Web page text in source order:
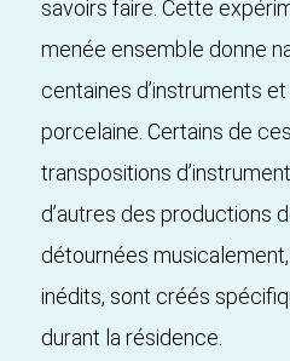
savoirs faire. Cette
menée ensemble donne
centaines d’instruments
porcelaine. Certains de
transpositions
d’autres des productions
détournées
inédits, sont créés
durant la résidence.